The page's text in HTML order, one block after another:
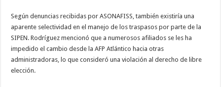
Según denuncias recibidas por ASONAFISS, también existiría una
aparente selectividad en el manejo de los traspasos por parte de la
SIPEN. Rodríguez mencionó que a numerosos afiliados se les ha
impedido el cambio desde la AFP Atlántico hacia otras
administradoras, lo que consideró una violación al derecho de libre
elección.